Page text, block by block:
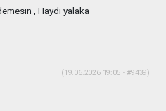
, Haydi yalaka
(19.06.2026 19:05 - #9439)